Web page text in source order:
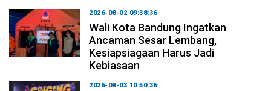
2026-08-02 09:38:36
Wali Kota Bandung Ingatkan
Ancaman Sesar Lembang,
Kesiapsiagaan Harus Jadi
Kebiasaan
2026-08-03 10:50:36